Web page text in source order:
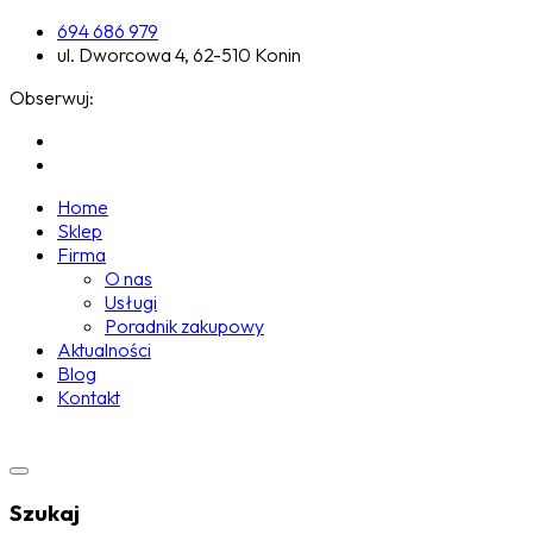
694 686 979
ul. Dworcowa 4, 62-510 Konin
Obserwuj:
Home
Sklep
Firma
O nas
Usługi
Poradnik zakupowy
Aktualności
Blog
Kontakt
Szukaj